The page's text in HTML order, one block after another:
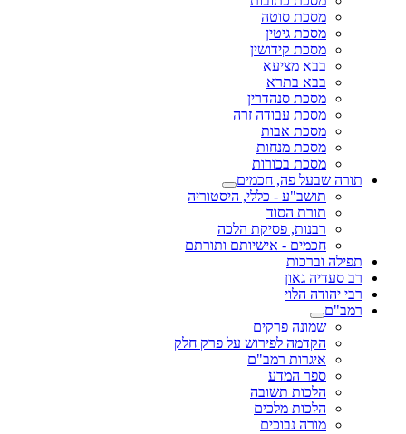
מסכת סוטה
מסכת גיטין
מסכת קידושין
בבא מציעא
בבא בתרא
מסכת סנהדרין
מסכת עבודה זרה
מסכת אבות
מסכת מנחות
מסכת בכורות
תורה שבעל פה, חכמים
תושב"ע - כללי, היסטוריה
תורת הסוד
רבנות, פסיקת הלכה
חכמים - אישיותם ותורתם
תפילה וברכות
רב סעדיה גאון
רבי יהודה הלוי
רמב"ם
שמונה פרקים
הקדמה לפירוש על פרק חלק
איגרות רמב"ם
ספר המדע
הלכות תשובה
הלכות מלכים
מורה נבוכים